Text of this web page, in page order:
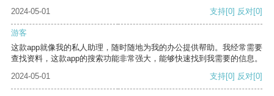
2024-05-01
支持[0] 反对[0]
游客
这款app就像我的私人助理，随时随地为我的办公提供帮助。我经常需要
查找资料，这款app的搜索功能非常强大，能够快速找到我需要的信息。
2024-05-01
支持[0] 反对[0]